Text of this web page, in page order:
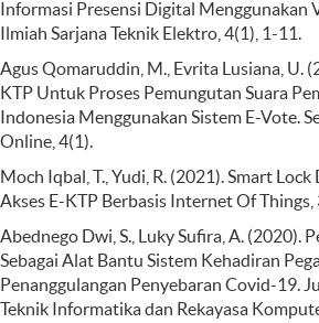
Informasi Presensi Digital Menggunakan
Ilmiah Sarjana Teknik Elektro, 4(1), 1-11.
Agus Qomaruddin, M., Evrita Lusiana, U.
KTP Untuk Proses Pemungutan Suara
Indonesia Menggunakan Sistem E-Vote.
Online, 4(1).
Moch Iqbal, T., Yudi, R. (2021). Smart
Akses E-KTP Berbasis Internet Of Things,
Abednego Dwi, S., Luky Sufira, A. (2020).
Sebagai Alat Bantu Sistem Kehadiran
Penanggulangan Penyebaran Covid-19.
Teknik Informatika dan Rekayasa